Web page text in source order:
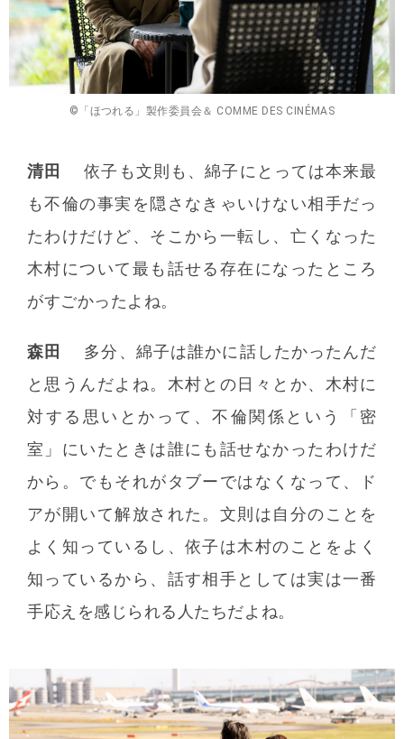
©「ほつれる」製作委員会＆ COMME DES CINÉMAS
清田
依子も文則も、綿子にとっては本来最
も不倫の事実を隠さなきゃいけない相手だっ
たわけだけど、そこから一転し、亡くなった
木村について最も話せる存在になったところ
がすごかったよね。
森田
多分、綿子は誰かに話したかったんだ
と思うんだよね。木村との日々とか、木村に
対する思いとかって、不倫関係という「密
室」にいたときは誰にも話せなかったわけだ
から。でもそれがタブーではなくなって、ド
アが開いて解放された。文則は自分のことを
よく知っているし、依子は木村のことをよく
知っているから、話す相手としては実は一番
手応えを感じられる人たちだよね。